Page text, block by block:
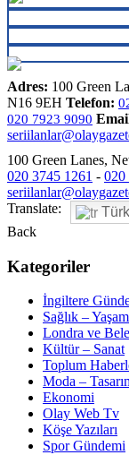
Adres: 100 Green
N16 9EH Telefon:
020 7923 9090
100 Green Lanes,
020 3745 1261 - 020
Translate:
Back
Kategoriler
İngiltere
Sağlık – Yaşam
Londra ve
Kültür – Sanat
Toplum
Moda –
Ekonomi
Olay Web Tv
Köşe Yazıları
Spor Gündemi